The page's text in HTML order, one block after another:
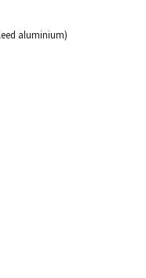
aluminium)